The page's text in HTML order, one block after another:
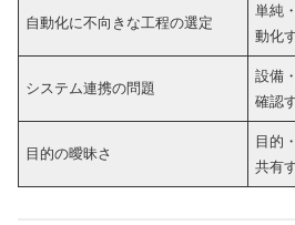
自動化に不向きな工程の選定
単純
動化
システム連携の問題
設備
確認
目的の曖昧さ
目的
共有